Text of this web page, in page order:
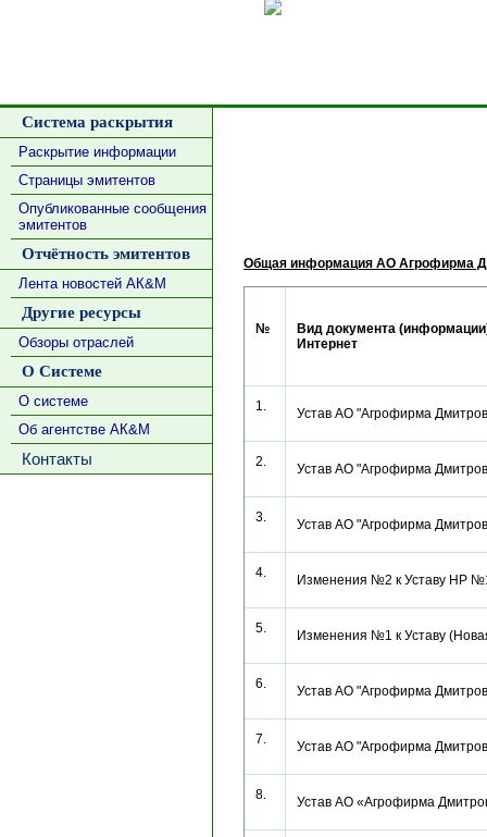
Система раскрытия
Раскрытие информации
Страницы эмитентов
Опубликованные сообщения
эмитентов
Отчётность эмитентов
Лента новостей АК&М
Другие ресурсы
Обзоры отраслей
О Системе
О системе
Об агентстве АК&М
Контакты
Общая информация АО Агрофирма
№
Вид документа
Интернет
1. Устав АО "Агрофирма
2. Устав АО "Агрофирма
3. Устав АО "Агрофирма
4. Изменения №2 к Уставу НР
5. Изменения №1 к Уставу
6. Устав АО "Агрофирма
7. Устав АО "Агрофирма
8. Устав АО «Агрофирма